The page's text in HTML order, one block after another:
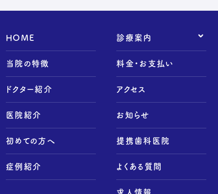
HOME
当院の特徴
ドクター紹介
医院紹介
初めての方へ
症例紹介
診療案内
- 虫歯治療
- レーザー治療
- 歯周病治療
- 根管治療
- 矯正歯科
料金・お支払い
アクセス
お知らせ
提携歯科医院
よくある質問